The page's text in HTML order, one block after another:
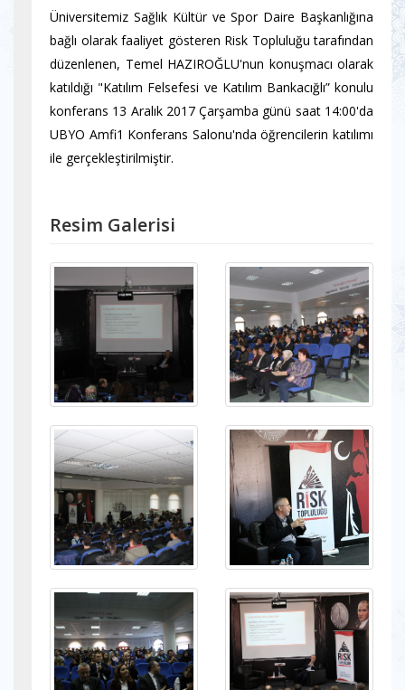
Üniversitemiz Sağlık Kültür ve Spor Daire Başkanlığına
bağlı olarak faaliyet gösteren Risk Topluluğu tarafından
düzenlenen, Temel HAZIROĞLU'nun konuşmacı olarak
katıldığı "Katılım Felsefesi ve Katılım Bankacığlı” konulu
konferans 13 Aralık 2017 Çarşamba günü saat 14:00'da
UBYO Amfi1 Konferans Salonu'nda öğrencilerin katılımı
ile gerçekleştirilmiştir.
Resim Galerisi